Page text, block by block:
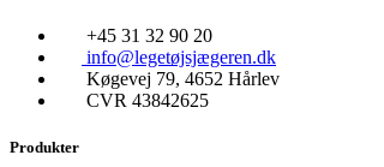
+45 31 32 90 20
info@legetøjsjægeren.dk
Køgevej 79, 4652 Hårlev
CVR 43842625
Produkter